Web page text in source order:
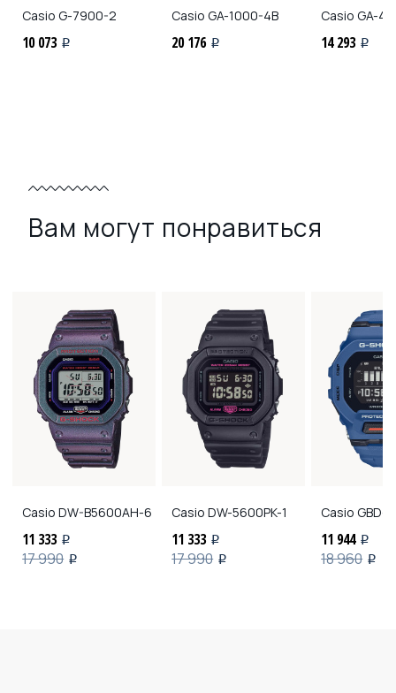
Casio G-7900-2
10 073 i
Casio GA-1000-4B
20 176 i
Casio GA-
14 293 i
Вам могут понравиться
Casio DW-B5600AH-6
11 333 i
17 990 i
Casio DW-5600PK-1
11 333 i
17 990 i
Casio GBD-
11 944 i
18 960 i